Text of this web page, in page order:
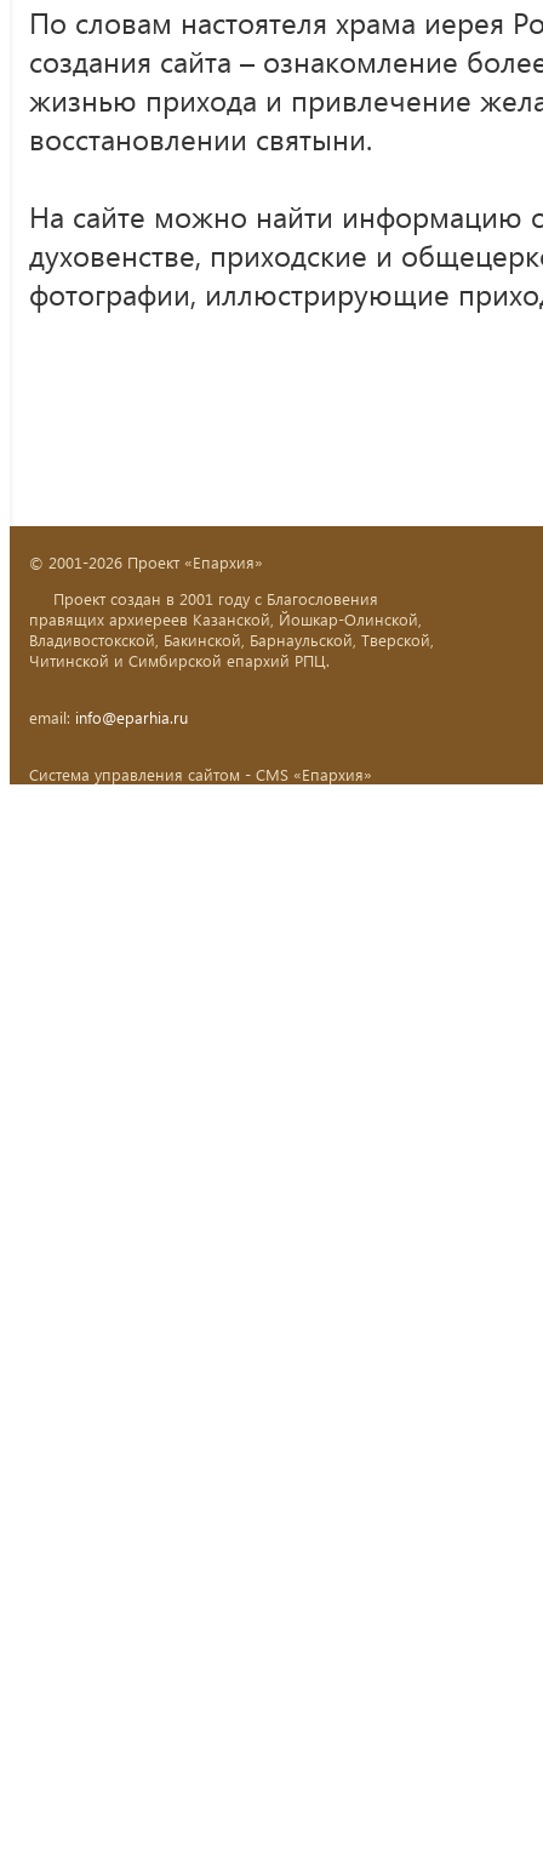
По словам настоятеля храма иерея
создания сайта – ознакомление
жизнью прихода и привлечение
восстановлении святыни.
На сайте можно найти информацию
духовенстве, приходские и
фотографии, иллюстрирующие
© 2001-2026 Проект «Епархия»
Проект создан в 2001 году с Благословения
правящих архиереев Казанской, Йошкар-Олинской,
Владивостокской, Бакинской, Барнаульской, Тверской,
Читинской и Симбирской епархий РПЦ.
email: info@eparhia.ru
Система управления сайтом - CMS «Епархия»